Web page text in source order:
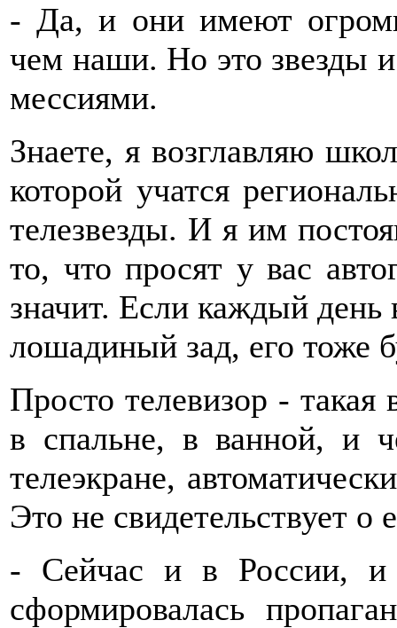
- Да, и они имеют
чем наши. Но это звезды
мессиями.
Знаете, я возглавляю
которой учатся
телезвезды. И я им
то, что просят у вас
значит. Если каждый день
лошадиный зад, его тоже
Просто телевизор -
в спальне, в ванной, и
телеэкране,
Это не свидетельствует о
- Сейчас и в России, и
сформировалась